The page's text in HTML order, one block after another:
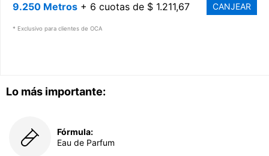
Lo más importante:
Fórmula:
Eau de Parfum
9.250 Metros + 6 cuotas de $ 1.211,67 CANJEAR
* Exclusivo para clientes de OCA